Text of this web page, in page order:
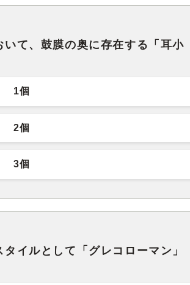
いて、鼓膜の奥に存在する「耳小
1個
2個
3個
イルとして「グレコローマン」